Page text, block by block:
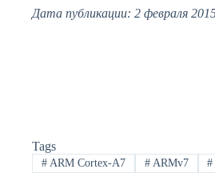
Дата публикации: 2 февраля
Tags
#ARM Cortex-A7 #ARMv7 #